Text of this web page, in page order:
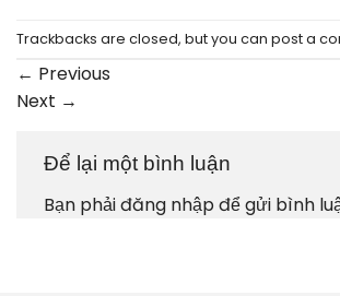
Trackbacks are closed, but you can post a
← Previous
Next →
Để lại một bình luận
Bạn phảiđăng nhậpđể gửi bình